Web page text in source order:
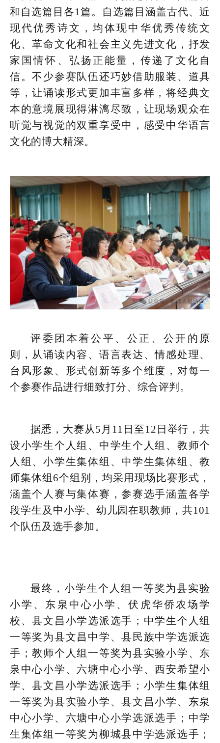
和自选篇目各1篇。自选篇目涵盖古代、近
现代优秀诗文，均体现中华优秀传统文
化、革命文化和社会主义先进文化，抒发
家国情怀、弘扬正能量，传递了文化自
信。不少参赛队伍还巧妙借助服装、道具
等，让诵读形式更加丰富多样，将经典文
本的意境展现得淋漓尽致，让现场观众在
听觉与视觉的双重享受中，感受中华语言
文化的博大精深。
评委团本着公平、公正、公开的原
则，从诵读内容、语言表达、情感处理、
台风形象、形式创新等多个维度，对每一
个参赛作品进行细致打分、综合评判。
据悉，大赛从5月11日至12日举行，共
设小学生个人组、中学生个人组、教师个
人组、小学生集体组、中学生集体组、教
师集体组6个组别，均采用现场比赛形式，
涵盖个人赛与集体赛，参赛选手涵盖各学
段学生及中小学、幼儿园在职教师，共101
个队伍及选手参加。
最终，小学生个人组一等奖为县实验
小学、东泉中心小学、伏虎华侨农场学
校、县文昌小学选派选手；中学生个人组
一等奖为县文昌中学、县民族中学选派选
手；教师个人组一等奖为县实验小学、东
泉中心小学、六塘中心小学、西安希望小
学、县文昌小学选派选手；小学生集体组
一等奖为县实验小学、县文昌小学、东泉
中心小学、六塘中心小学选派选手；中学
生集体组一等奖为柳城县中学选派选手；